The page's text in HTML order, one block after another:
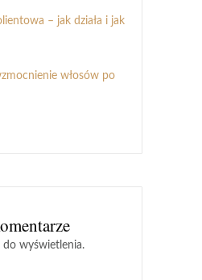
– jak działa i jak
włosów po
do wyświetlenia.